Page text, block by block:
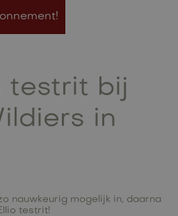
testrit bij
in
nauwkeurig mogelijk in, daarna
testrit!